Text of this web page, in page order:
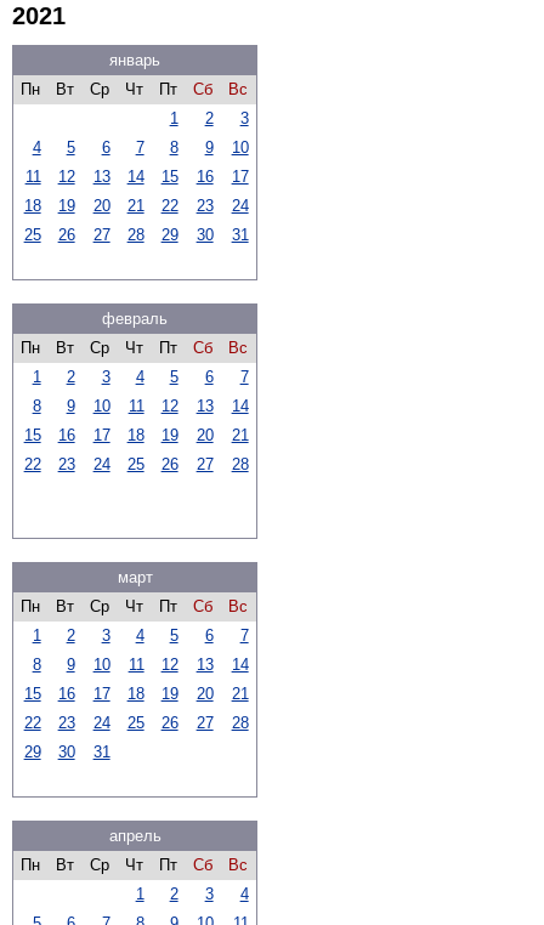
2021
январь
Пн
Вт Ср Чт Пт Сб
Вс
1
2
3
4
5 6 7 8 9
10
11
12 13 14 15 16
17
18
19 20 21 22 23
24
25
26 27 28 29 30 31
февраль
Пн
Вт Ср Чт Пт Сб
Вс
1
2 3 4 5 6
7
8
9 10 11 12 13
14
15
16 17 18 19 20
21
22
23 24 25 26 27 28
март
Пн
Вт Ср Чт Пт Сб
Вс
1
2 3 4 5 6
7
8
9 10 11 12 13
14
15
16 17 18 19 20
21
22
23 24 25 26 27
28
29
30 31
апрель
Пн
Вт Ср Чт Пт Сб
Вс
1
2 3
4